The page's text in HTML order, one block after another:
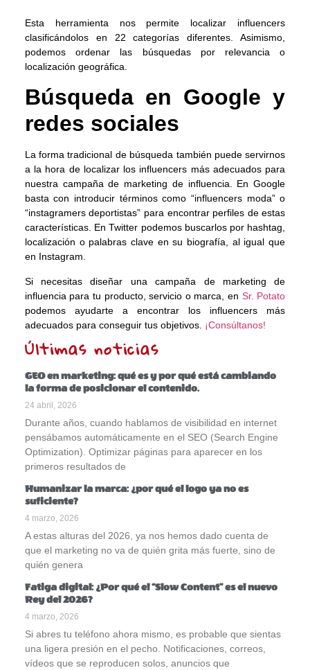
Esta herramienta nos permite localizar influencers
clasificándolos en 22 categorías diferentes. Asimismo,
podemos ordenar las búsquedas por relevancia o
localización geográfica.
Búsqueda en Google y
redes sociales
La forma tradicional de búsqueda también puede servirnos
a la hora de localizar los influencers más adecuados para
nuestra campaña de marketing de influencia. En Google
basta con introducir términos como “influencers moda” o
“instagramers deportistas” para encontrar perfiles de estas
características. En Twitter podemos buscarlos por hashtag,
localización o palabras clave en su biografía, al igual que
en Instagram.
Si necesitas diseñar una campaña de marketing de
influencia para tu producto, servicio o marca, en Sr. Potato
podemos ayudarte a encontrar los influencers más
adecuados para conseguir tus objetivos. ¡Consúltanos!
Últimas noticias
GEO en marketing: qué es y por qué está cambiando
la forma de posicionar el contenido.
24 abril, 2026
Durante años, cuando hablamos de visibilidad en internet
pensábamos automáticamente en el SEO (Search Engine
Optimization). Optimizar páginas para aparecer en los
primeros resultados de
Humanizar la marca: ¿por qué el logo ya no es
suficiente?
4 marzo, 2026
A estas alturas del 2026, ya nos hemos dado cuenta de
que el marketing no va de quién grita más fuerte, sino de
quién genera
Fatiga digital: ¿Por qué el “Slow Content” es el nuevo
Rey del 2026?
4 marzo, 2026
Si abres tu teléfono ahora mismo, es probable que sientas
una ligera presión en el pecho. Notificaciones, correos,
vídeos que se reproducen solos, anuncios que